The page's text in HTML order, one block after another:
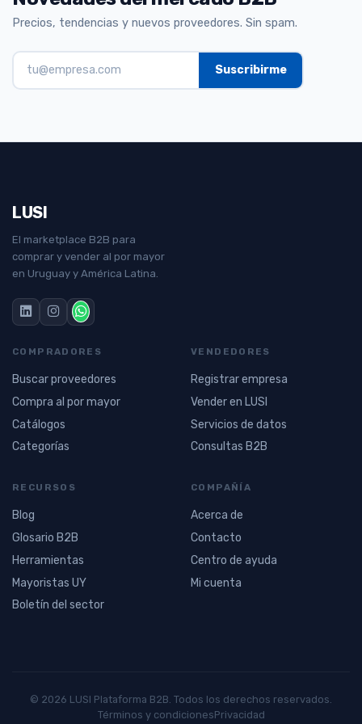
Precios, tendencias y nuevos proveedores. Sin spam.
LUSI
El marketplace B2B para
comprar y vender al por mayor
en Uruguay y América Latina.
COMPRADORES
Buscar proveedores
Compra al por mayor
Catálogos
Categorías
VENDEDORES
Registrar empresa
Vender en LUSI
Servicios de datos
Consultas B2B
RECURSOS
Blog
Glosario B2B
Herramientas
Mayoristas UY
Boletín del sector
COMPAÑÍA
Acerca de
Contacto
Centro de ayuda
Mi cuenta
© 2026 LUSI Plataforma B2B. Todos los derechos reservados.
Términos y condicionesPrivacidad